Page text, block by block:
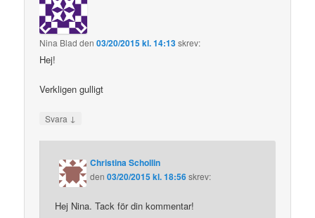
Nina Blad den03/20/2015 kl. 14:13skrev:
Hej!
Verkligen gulligt
Svara ↓
Christina Schollin
den03/20/2015 kl. 18:56skrev:
Hej Nina. Tack för din kommentar!